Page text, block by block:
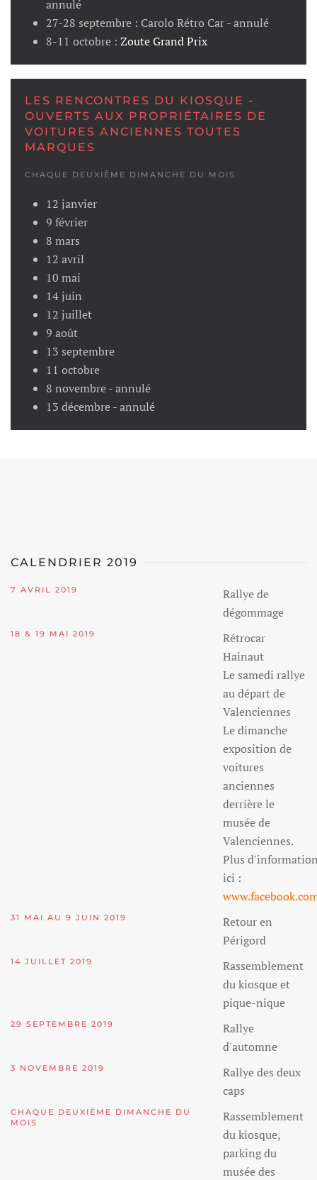
annulé
27-28 septembre : Carolo Rétro Car - annulé
8-11 octobre : Zoute Grand Prix
LES RENCONTRES DU KIOSQUE -
OUVERTS AUX PROPRIÉTAIRES DE
VOITURES ANCIENNES TOUTES
MARQUES
CHAQUE DEUXIÈME DIMANCHE DU MOIS
12 janvier
9 février
8 mars
12 avril
10 mai
14 juin
12 juillet
9 août
13 septembre
11 octobre
8 novembre - annulé
13 décembre - annulé
CALENDRIER 2019
7 AVRIL 2019
Rallye de
dégommage
18 & 19 MAI 2019
Rétrocar
Hainaut
Le samedi rallye
au départ de
Valenciennes
Le dimanche
exposition de
voitures
anciennes
derrière le
musée de
Valenciennes.
Plus
ici :
31 MAI AU 9 JUIN 2019
Retour en
Périgord
14 JUILLET 2019
Rassemblement
du kiosque et
pique-nique
29 SEPTEMBRE 2019
Rallye
d'automne
3 NOVEMBRE 2019
Rallye des deux
caps
CHAQUE DEUXIÈME DIMANCHE DU
MOIS
Rassemblement
du kiosque,
parking du
musée des